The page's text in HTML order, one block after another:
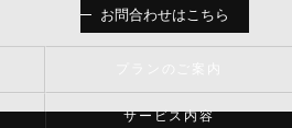
お問合わせはこちら
サービス内容